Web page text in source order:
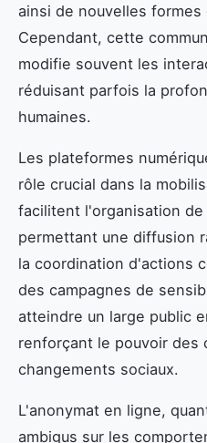
ainsi de nouvelles formes
Cependant, cette
modifie souvent les
réduisant parfois la
humaines.
Les plateformes
rôle crucial dans la
facilitent l'organisation
permettant une diffusion
la coordination d'actions
des campagnes de
atteindre un large public
renforçant le pouvoir des
changements sociaux.
L'anonymat en ligne,
ambigus sur les